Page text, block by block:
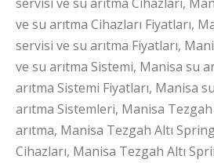
servisi ve su arıtma Cihazları,
ve su arıtma Cihazları Fiyatları,
servisi ve su arıtma Fiyatları,
ve su arıtma Sistemi, Manisa su
arıtma Sistemi Fiyatları, Manisa
arıtma Sistemleri, Manisa
arıtma, Manisa Tezgah Altı
Cihazları, Manisa Tezgah Altı